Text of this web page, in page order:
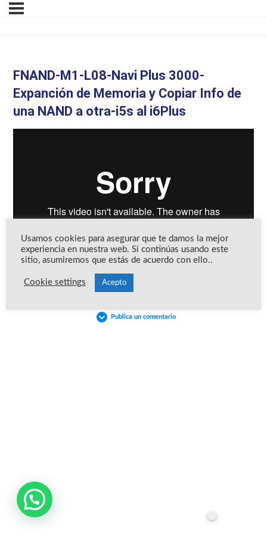
FNAND-M1-L08-Navi Plus 3000-
Expanción de Memoria y Copiar Info de
una NAND a otra-i5s al i6Plus
Publica un comentario
Usamos cookies para asegurar que te damos la mejor
experiencia en nuestra web. Si continúas usando este
sitio, asumiremos que estás de acuerdo con ello..
Cookie settings Acepto